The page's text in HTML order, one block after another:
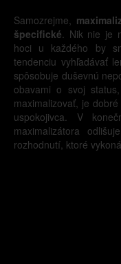
Samozrejme,
špecifické. Nik nie je
hoci u každého by
tendenciu vyhľadávať
spôsobuje duševnú
obavami o svoj
maximalizovať, je
uspokojivca. V
maximalizátora
rozhodnutí, ktoré